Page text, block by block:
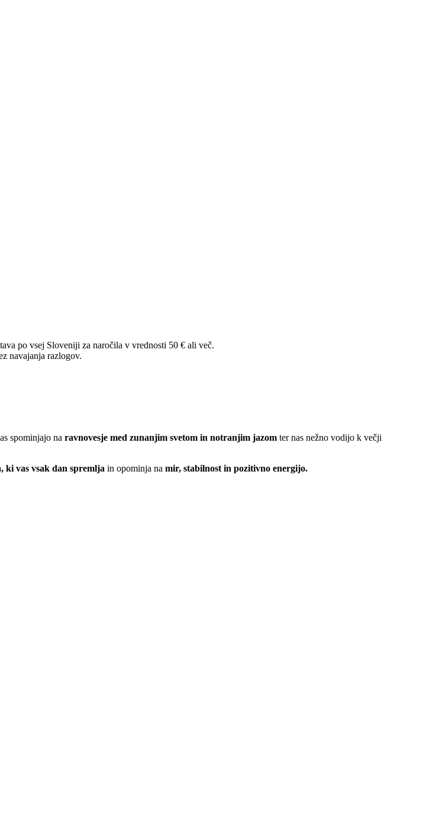
po vsej Sloveniji za naročila v vrednosti 50 € ali več.
navajanja razlogov.
spominjajo na ravnovesje med zunanjim svetom in notranjim jazom ter nas nežno vodijo k večji
ki vas vsak dan spremlja in opominja na mir, stabilnost in pozitivno energijo.